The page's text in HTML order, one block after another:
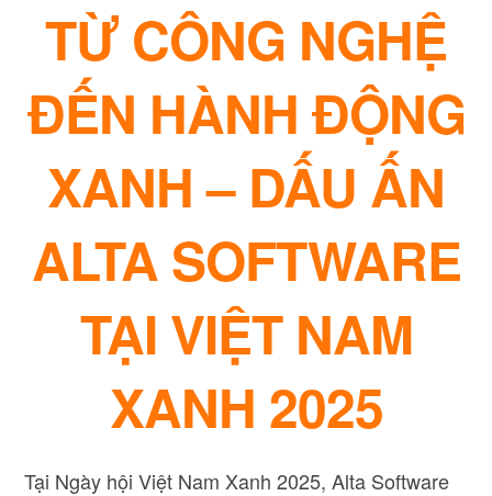
TỪ CÔNG NGHỆ
ĐẾN HÀNH ĐỘNG
XANH – DẤU ẤN
ALTA SOFTWARE
TẠI VIỆT NAM
XANH 2025
Tại Ngày hội Việt Nam Xanh 2025, Alta Software